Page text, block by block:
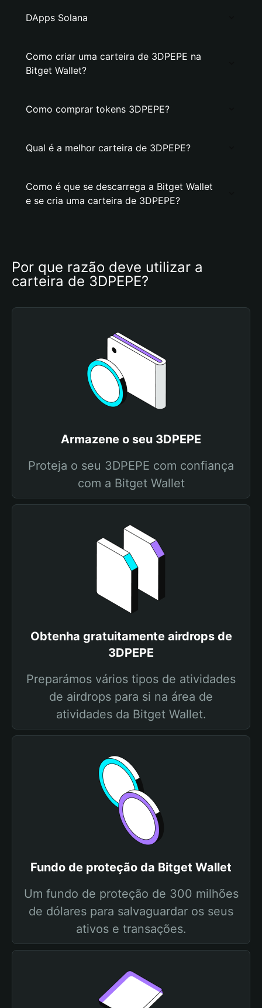
DApps Solana
Como criar uma carteira de 3DPEPE na
Bitget Wallet?
Como comprar tokens 3DPEPE?
Qual é a melhor carteira de 3DPEPE?
Como é que se descarrega a Bitget Wallet
e se cria uma carteira de 3DPEPE?
Por que razão deve utilizar a
carteira de 3DPEPE?
Armazene o seu 3DPEPE
Proteja o seu 3DPEPE com confiança
com a Bitget Wallet
Obtenha gratuitamente airdrops de
3DPEPE
Preparámos vários tipos de atividades
de airdrops para si na área de
atividades da Bitget Wallet.
Fundo de proteção da Bitget Wallet
Um fundo de proteção de 300 milhões
de dólares para salvaguardar os seus
ativos e transações.